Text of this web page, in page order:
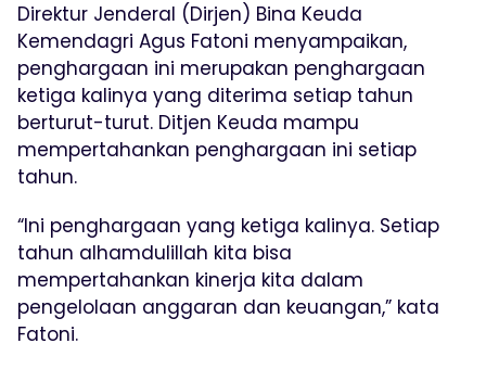
Direktur Jenderal (Dirjen) Bina Keuda
Kemendagri Agus Fatoni menyampaikan,
penghargaan ini merupakan penghargaan
ketiga kalinya yang diterima setiap tahun
berturut-turut. Ditjen Keuda mampu
mempertahankan penghargaan ini setiap
tahun.
“Ini penghargaan yang ketiga kalinya. Setiap
tahun alhamdulillah kita bisa
mempertahankan kinerja kita dalam
pengelolaan anggaran dan keuangan,” kata
Fatoni.